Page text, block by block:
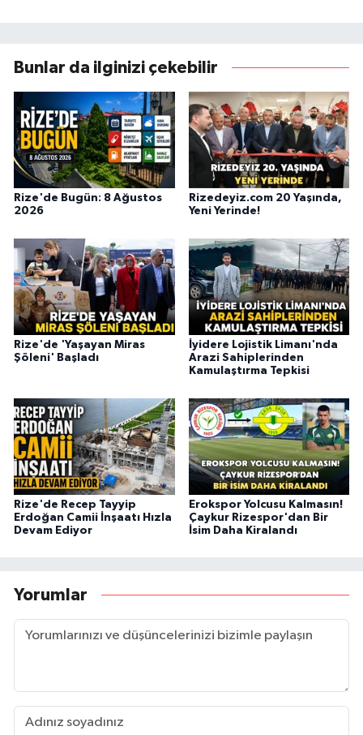
Bunlar da ilginizi çekebilir
Rize'de Bugün: 8 Ağustos
2026
Rizedeyiz.com 20 Yaşında,
Yeni Yerinde!
Rize'de 'Yaşayan Miras
Şöleni' Başladı
İyidere Lojistik Limanı'nda
Arazi Sahiplerinden
Kamulaştırma Tepkisi
Rize'de Recep Tayyip
Erdoğan Camii İnşaatı Hızla
Devam Ediyor
Erokspor Yolcusu Kalmasın!
Çaykur Rizespor'dan Bir
İsim Daha Kiralandı
Yorumlar